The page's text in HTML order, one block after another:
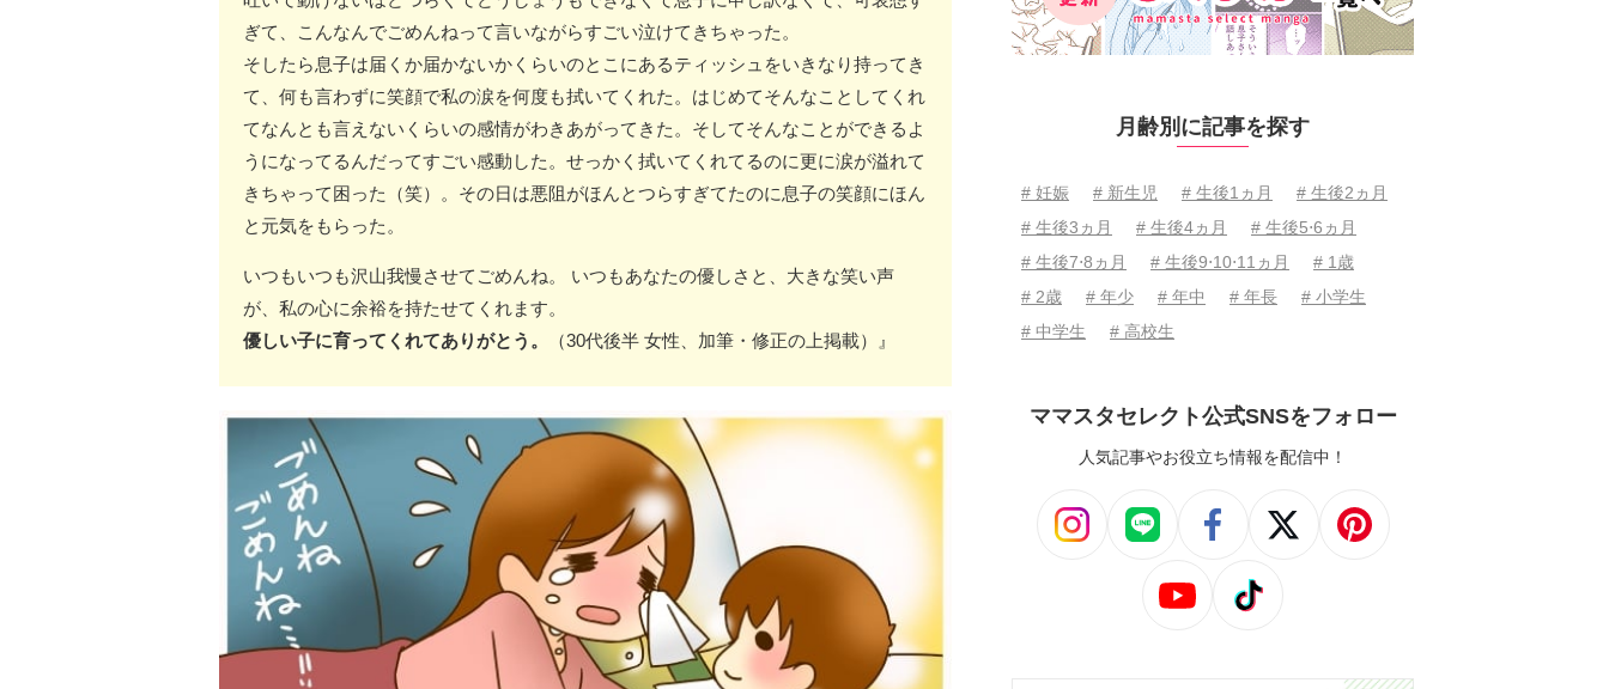
ぎて、こんなんでごめんねって言いながらすごい泣けてきちゃった。
そしたら息子は届くか届かないかくらいのとこにあるティッシュをいきなり持ってき
て、何も言わずに笑顔で私の涙を何度も拭いてくれた。はじめてそんなことしてくれ
てなんとも言えないくらいの感情がわきあがってきた。そしてそんなことができるよ
うになってるんだってすごい感動した。せっかく拭いてくれてるのに更に涙が溢れて
きちゃって困った（笑）。その日は悪阻がほんとつらすぎてたのに息子の笑顔にほん
と元気をもらった。
いつもいつも沢山我慢させてごめんね。 いつもあなたの優しさと、大きな笑い声
が、私の心に余裕を持たせてくれます。
優しい子に育ってくれてありがとう。
（30代後半 女性、加筆・修正の上掲載）』
月齢別に記事を探す
# 妊娠 # 新生児 # 生後1ヵ月
# 生後2ヵ月
# 生後3ヵ月
# 生後4ヵ月
# 生後5⋅6ヵ月
# 生後7⋅8ヵ月
# 生後9⋅10⋅11ヵ月
# 1歳
# 2歳
# 年少 # 年中 # 年長
# 小学生
# 中学生
# 高校生
ママスタセレクト公式SNSをフォロー
人気記事やお役立ち情報を配信中！